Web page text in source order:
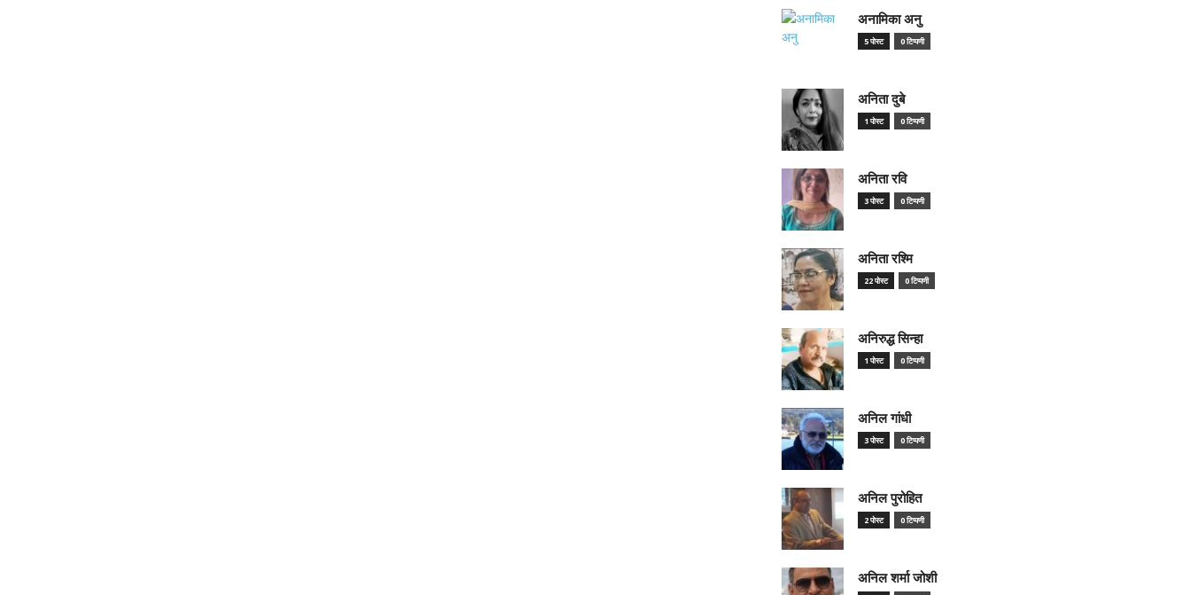
अनामिका अनु
5 पोस्ट 0 टिप्पणी
अनिता दुबे
1 पोस्ट 0 टिप्पणी
अनिता रवि
3 पोस्ट 0 टिप्पणी
अनिता रश्मि
22 पोस्ट 0 टिप्पणी
अनिरुद्ध सिन्हा
1 पोस्ट 0 टिप्पणी
अनिल गांधी
3 पोस्ट 0 टिप्पणी
अनिल पुरोहित
2 पोस्ट 0 टिप्पणी
अनिल शर्मा जोशी